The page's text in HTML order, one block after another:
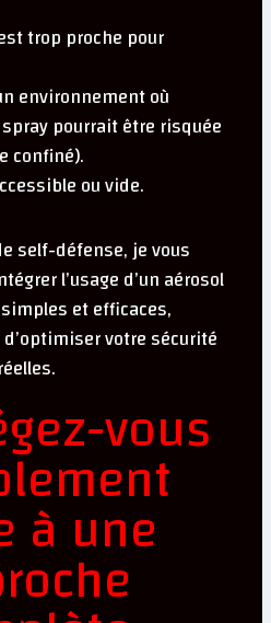
trop proche pour
environnement où
pourrait être risquée
confiné).
ou vide.
self-défense, je vous
l’usage d’un aérosol
et efficaces,
votre sécurité
vous
à une